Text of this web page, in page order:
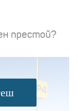
престой?